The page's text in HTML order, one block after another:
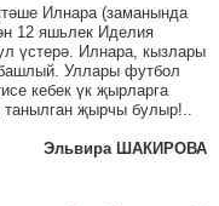
Илнара (заманында
12 яшьлек Иделия
үстерә. Илнара, кызлары
башлый. Уллары футбол
кебек үк җырларга
танылган җырчы булыр!..
Эльвира ШАКИРОВА